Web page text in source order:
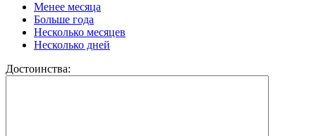
Менее месяца
Больше года
Несколько месяцев
Несколько дней
Достоинства: